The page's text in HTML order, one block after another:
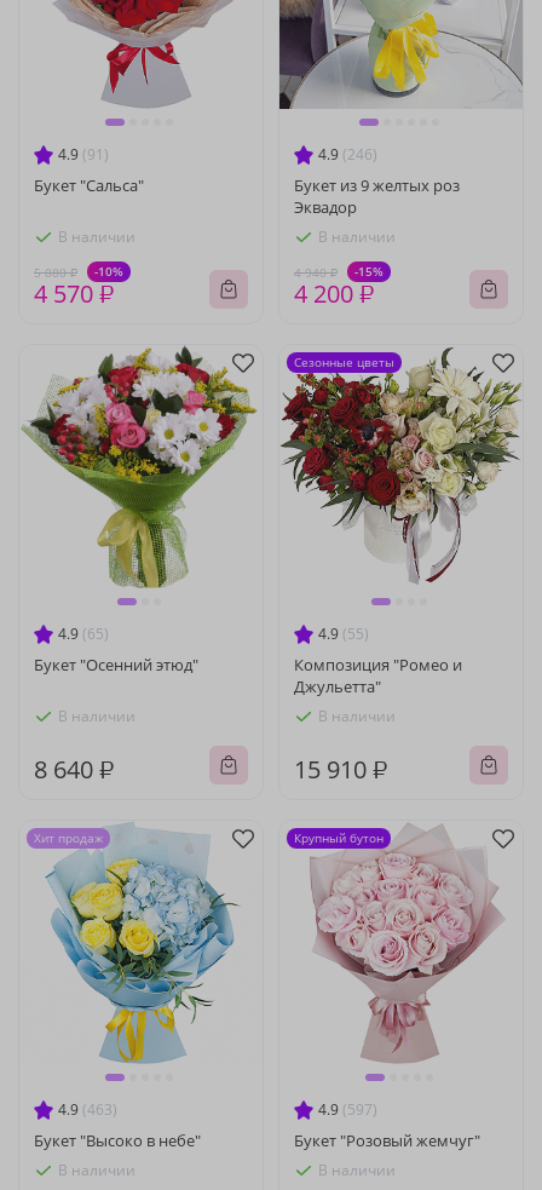
4.9 (91)
Букет "Сальса"
В наличии
5 080 ₽ -10%
4 570 ₽
4.9 (246)
Букет из 9 желтых роз
Эквадор
В наличии
4 940 ₽ -15%
4 200 ₽
4.9 (65)
Букет "Осенний этюд"
В наличии
8 640 ₽
4.9 (55)
Композиция "Ромео и
Джульетта"
В наличии
15 910 ₽
Сезонные цветы
4.9 (463)
Букет "Высоко в небе"
В наличии
Хит продаж
4.9 (597)
Букет "Розовый жемчуг"
В наличии
Крупный бутон